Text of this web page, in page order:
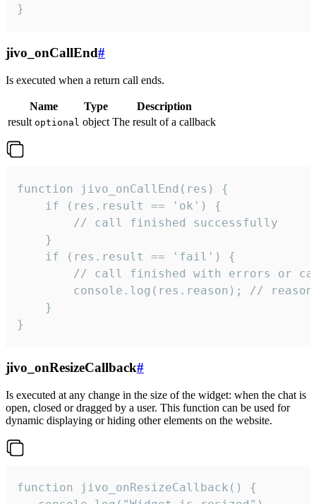
}
jivo_onCallEnd#
Is executed when a return call ends.
Name Type
Description
result optional object The result of a callback
function jivo_onCallEnd(res) {
    if (res.result == 'ok') {
        // call finished successfully
    }
    if (res.result == 'fail') {
// call finished with errors or
console.log(res.reason); //
    }
}
jivo_onResizeCallback#
Is executed at any change in the size of the widget: when the chat is
open, closed or dragged by a user. This function can be used for
dynamic displaying or hiding other elements on the website.
function jivo_onResizeCallback() {